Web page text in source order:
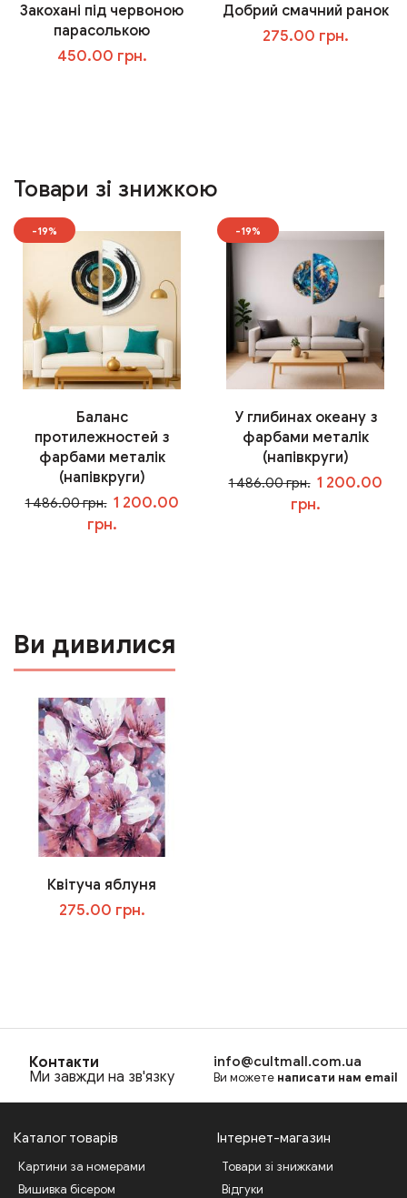
Закохані під червоною
парасолькою
450.00 грн.
Добрий смачний ранок
275.00 грн.
Товари зі знижкою
-19%
Баланс
протилежностей з
фарбами металік
(напівкруги)
1 486.00 грн. 1 200.00
грн.
-19%
У глибинах океану з
фарбами металік
(напівкруги)
1 486.00 грн. 1 200.00
грн.
Ви дивилися
Квітуча яблуня
275.00 грн.
Контакти
Ми завжди на зв'язку
info@cultmall.com.ua
Ви можете написати нам email
Каталог товарів
Картини за номерами
Вишивка бісером
Інтернет-магазин
Товари зі знижками
Відгуки